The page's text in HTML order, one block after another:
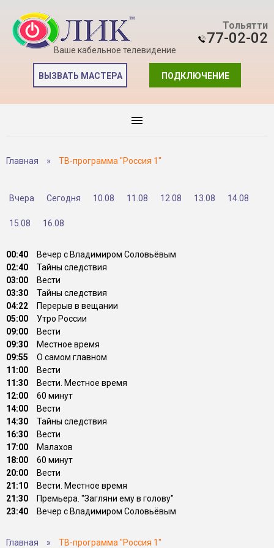
Ваше кабельное телевидение
Тольятти
77-02-02
ПОДКЛЮЧЕНИЕ
ВЫЗВАТЬ МАСТЕРА
Главная » ТВ-программа "Россия 1"
Вчера Сегодня 10.08 11.08 12.08 13.08 14.08
15.08 16.08
00:40
Вечер с Владимиром Соловьёвым
02:40
Тайны следствия
03:00
Вести
03:30
Тайны следствия
04:22
Перерыв в вещании
05:00
Утро России
09:00
Вести
09:30
Местное время
09:55
О самом главном
11:00
Вести
11:30
Вести. Местное время
12:00
60 минут
14:00
Вести
14:30
Тайны следствия
16:30
Вести
17:00
Малахов
18:00
60 минут
20:00
Вести
21:10
Вести. Местное время
21:30
Премьера. "Загляни ему в голову"
23:40
Вечер с Владимиром Соловьёвым
Главная » ТВ-программа "Россия 1"